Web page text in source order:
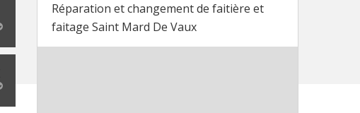
Réparation et changement de faitière et
faitage Saint Mard De Vaux